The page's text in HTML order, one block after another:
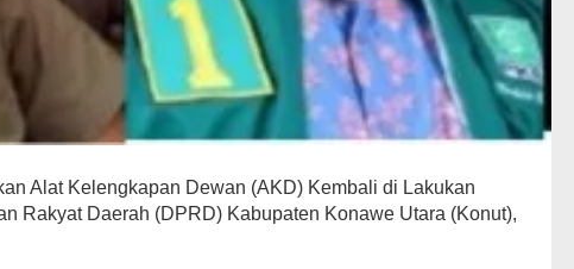
Alat Kelengkapan Dewan (AKD) Kembali di Lakukan
Rakyat Daerah (DPRD) Kabupaten Konawe Utara (Konut),